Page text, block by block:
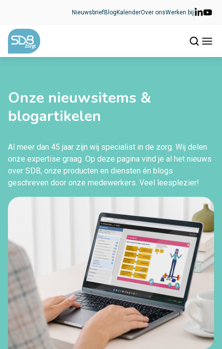
NieuwsbriefBlog KalenderOver onsWerken bij
Onze nieuwsitems &
blogartikelen
Al meer dan 45 jaar zijn wij specialist in de zorg. Wij delen
onze expertise graag. Op deze pagina vind je al het nieuws
over SDB, onze producten en diensten én blogs
geschreven door onze medewerkers. Veel leesplezier!